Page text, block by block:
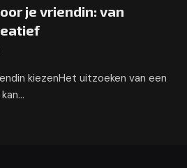
je vriendin: van
kiezenHet uitzoeken van een